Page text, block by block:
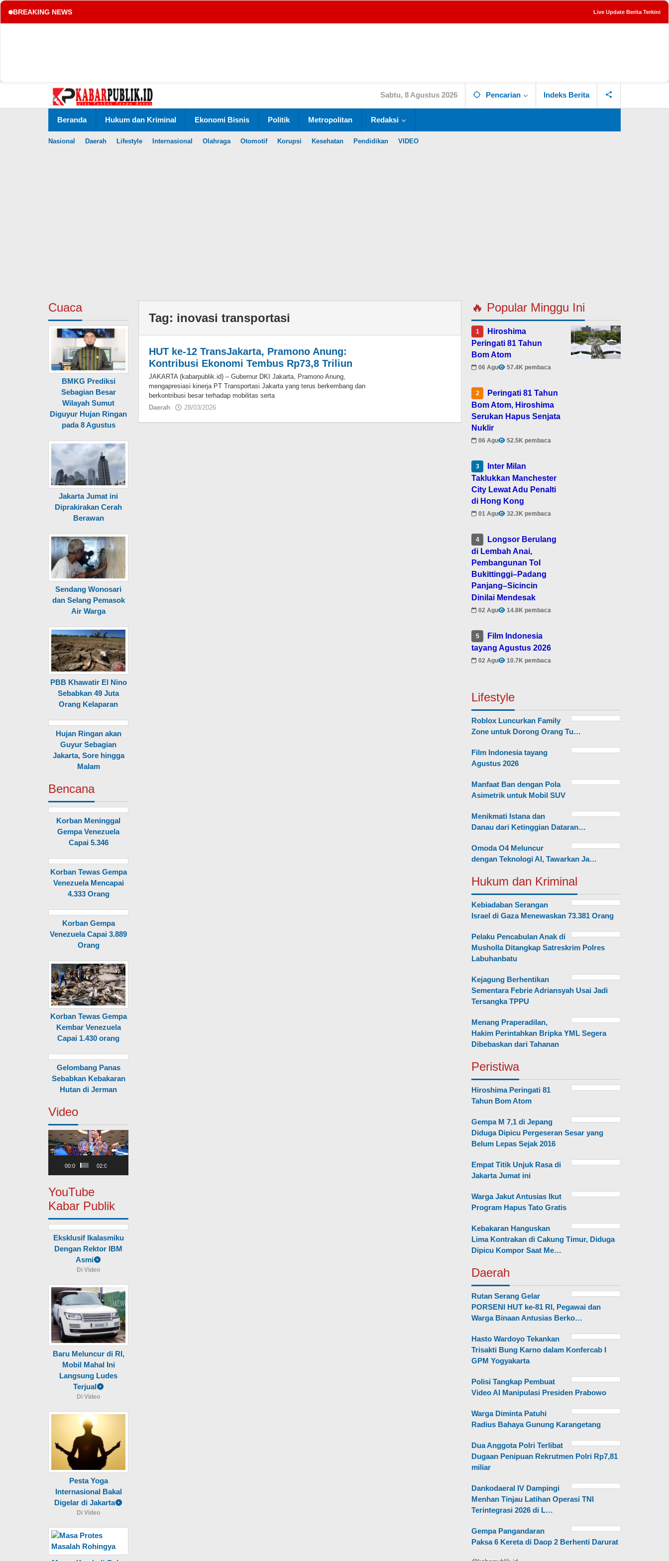
BREAKING NEWS Live Update Berita Terkini
konten
Sabtu, 8 Agustus 2026 Pencarian Indeks Berita
Beranda Hukum dan Kriminal Ekonomi Bisnis Politik Metropolitan Redaksi
Nasional Daerah Lifestyle Internasional Olahraga Otomotif Korupsi Kesehatan Pendidikan VIDEO
Cuaca
BMKG Prediksi
Sebagian Besar
Wilayah Sumut
Diguyur Hujan Ringan
pada 8 Agustus
Jakarta Jumat ini
Diprakirakan Cerah
Berawan
Sendang Wonosari
dan Selang Pemasok
Air Warga
PBB Khawatir El Nino
Sebabkan 49 Juta
Orang Kelaparan
Hujan Ringan akan
Guyur Sebagian
Jakarta, Sore hingga
Malam
Bencana
Korban Meninggal
Gempa Venezuela
Capai 5.346
Korban Tewas Gempa
Venezuela Mencapai
4.333 Orang
Korban Gempa
Venezuela Capai 3.889
Orang
Korban Tewas Gempa
Kembar Venezuela
Capai 1.430 orang
Gelombang Panas
Sebabkan Kebakaran
Hutan di Jerman
Video
Pemutar
Video
00:00 02:00
YouTube
Kabar Publik
Eksklusif Ikalasmiku
Dengan Rektor IBM
Asmi
Di Video
Baru Meluncur di RI,
Mobil Mahal Ini
Langsung Ludes
Terjual
Di Video
Pesta Yoga
Internasional Bakal
Digelar di Jakarta
Di Video
Tag: inovasi transportasi
HUT ke-12 TransJakarta, Pramono Anung:
Kontribusi Ekonomi Tembus Rp73,8 Triliun
JAKARTA (kabarpublik.id) – Gubernur DKI Jakarta, Pramono Anung,
mengapresiasi kinerja PT Transportasi Jakarta yang terus berkembang dan
berkontribusi besar terhadap mobilitas serta
Daerah
28/03/2026
🔥 Popular Minggu Ini
1
Hiroshima
Peringati 81 Tahun
Bom Atom
06 Agu 57.4K pembaca
2
Peringati 81 Tahun
Bom Atom, Hiroshima
Serukan Hapus Senjata
Nuklir
06 Agu 52.5K pembaca
3
Inter Milan
Taklukkan Manchester
City Lewat Adu Penalti
di Hong Kong
01 Agu 32.3K pembaca
4
Longsor Berulang
di Lembah Anai,
Pembangunan Tol
Bukittinggi–Padang
Panjang–Sicincin
Dinilai Mendesak
02 Agu 14.8K pembaca
5
Film Indonesia
tayang Agustus 2026
02 Agu 10.7K pembaca
Lifestyle
Roblox Luncurkan Family
Zone untuk Dorong Orang Tu…
Film Indonesia tayang
Agustus 2026
Manfaat Ban dengan Pola
Asimetrik untuk Mobil SUV
Menikmati Istana dan
Danau dari Ketinggian Dataran…
Omoda O4 Meluncur
dengan Teknologi AI, Tawarkan Ja…
Hukum dan Kriminal
Kebiadaban Serangan
Israel di Gaza Menewaskan 73.381 Orang
Pelaku Pencabulan Anak di
Musholla Ditangkap Satreskrim Polres
Labuhanbatu
Kejagung Berhentikan
Sementara Febrie Adriansyah Usai Jadi
Tersangka TPPU
Menang Praperadilan,
Hakim Perintahkan Bripka YML Segera
Dibebaskan dari Tahanan
Peristiwa
Hiroshima Peringati 81
Tahun Bom Atom
Gempa M 7,1 di Jepang
Diduga Dipicu Pergeseran Sesar yang
Belum Lepas Sejak 2016
Empat Titik Unjuk Rasa di
Jakarta Jumat ini
Warga Jakut Antusias Ikut
Program Hapus Tato Gratis
Kebakaran Hanguskan
Lima Kontrakan di Cakung Timur, Diduga
Dipicu Kompor Saat Me…
Daerah
Rutan Serang Gelar
PORSENI HUT ke-81 RI, Pegawai dan
Warga Binaan Antusias Berko…
Hasto Wardoyo Tekankan
Trisakti Bung Karno dalam Konfercab I
GPM Yogyakarta
Polisi Tangkap Pembuat
Video AI Manipulasi Presiden Prabowo
Warga Diminta Patuhi
Radius Bahaya Gunung Karangetang
Dua Anggota Polri Terlibat
Dugaan Penipuan Rekrutmen Polri Rp7,81
miliar
Dankodaeral IV Dampingi
Menhan Tinjau Latihan Operasi TNI
Terintegrasi 2026 di L…
Gempa Pangandaran
Paksa 6 Kereta di Daop 2 Berhenti Darurat